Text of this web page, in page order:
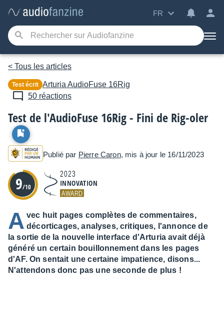
FR
< Tous les articles
Test écrit Arturia AudioFuse 16Rig
50 réactions
Test de l'AudioFuse 16Rig - Fini de Rig-oler
Publié par Pierre Caron, mis à jour le 16/11/2023
9/10
2023
INNOVATION
AWARD
A vec huit pages complètes de commentaires,
décorticages, analyses, critiques, l'annonce de
la sortie de la nouvelle interface d'Arturia avait déjà
généré un certain bouillonnement dans les pages
d'AF. On sentait une certaine impatience, disons...
N'attendons donc pas une seconde de plus !